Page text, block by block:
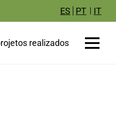
ES PT IT
realizados